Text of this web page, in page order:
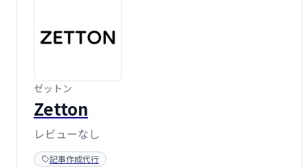
ゼットン
Zetton
レビューなし
記事作成代行